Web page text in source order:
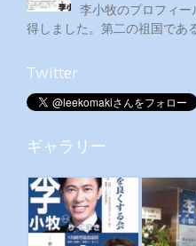
李小牧のプロフィ
得しました。第二の祖国であ
Twitter
ギャラリー